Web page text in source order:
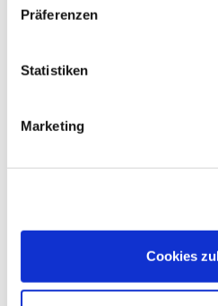
Präferenzen
Statistiken
Marketing
Cookies